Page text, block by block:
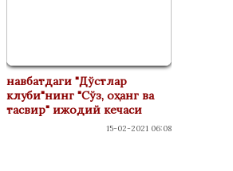
навбатдаги "Дўстлар
клуби"нинг "Сўз, оҳанг ва
тасвир" ижодий кечаси
15-02-2021 06:08